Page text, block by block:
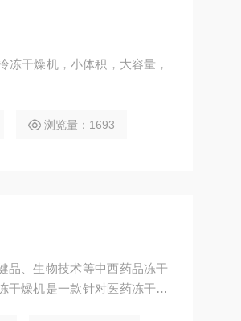
冻干燥机，小体积，大容量，
浏览量：1693
品、生物技术等中西药品冻干
干燥机是一款针对医药冻干专